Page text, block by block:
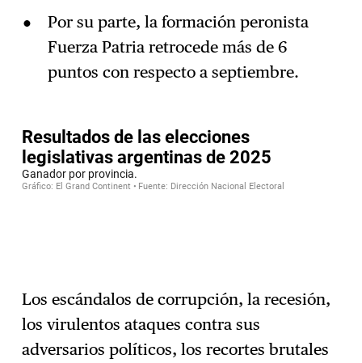
Por su parte, la formación peronista
Fuerza Patria retrocede más de 6
puntos con respecto a septiembre.
Los escándalos de corrupción, la recesión,
los virulentos ataques contra sus
adversarios políticos, los recortes brutales